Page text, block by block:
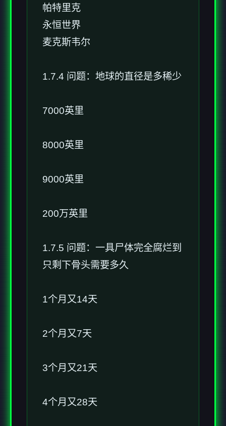
帕特里克
永恒世界
麦克斯韦尔
1.7.4 问题：地球的直径是多稀少
7000英里
8000英里
9000英里
200万英里
1.7.5 问题：一具尸体完全腐烂到
只剩下骨头需要多久
1个月又14天
2个月又7天
3个月又21天
4个月又28天